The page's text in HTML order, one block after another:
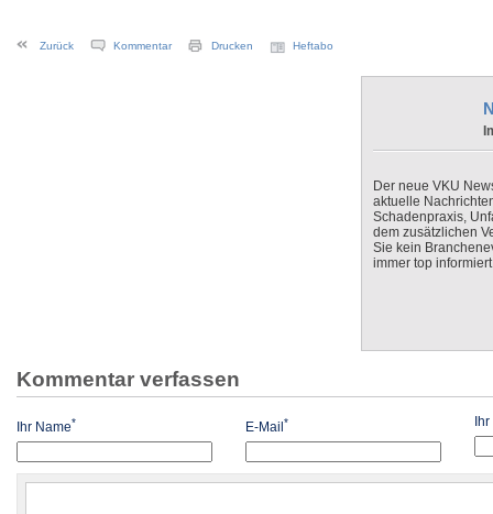
Zurück Kommentar Drucken Heftabo
Der neue VKU
aktuelle
Schadenpraxis,
dem zusätzlichen
Sie kein
immer top
Kommentar verfassen
Ihr Name* E-Mail* Ihr